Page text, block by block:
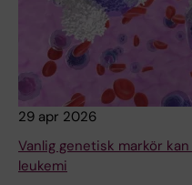
29 apr 2026
Vanlig genetisk markör
leukemi